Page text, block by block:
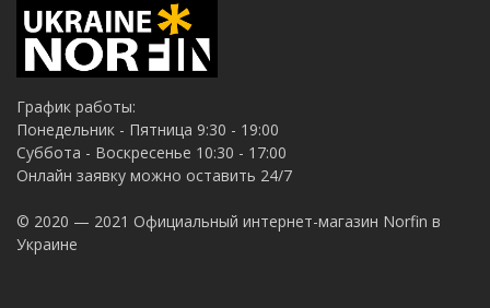
График работы:
Понедельник - Пятница 9:30 - 19:00
Суббота - Воскресенье 10:30 - 17:00
Онлайн заявку можно оставить 24/7
© 2020 — 2021 Официальный интернет-магазин Norfin в
Украине